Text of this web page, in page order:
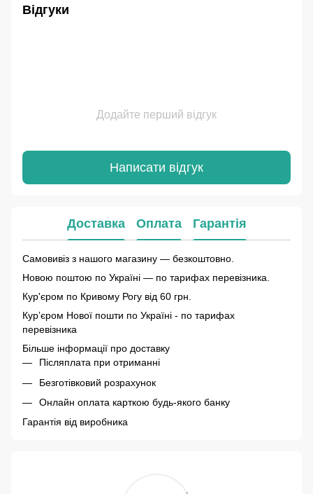
Відгуки
Додайте перший відгук
Написати відгук
Доставка Оплата Гарантія
Самовивіз з нашого магазину — безкоштовно.
Новою поштою по Україні — по тарифах перевізника.
Кур'єром по Кривому Рогу від 60 грн.
Курʼєром Нової пошти по Україні - по тарифах
перевізника
Більше інформації про доставку
Післяплата при отриманні
Безготівковий розрахунок
Онлайн оплата карткою будь-якого банку
Гарантія від виробника